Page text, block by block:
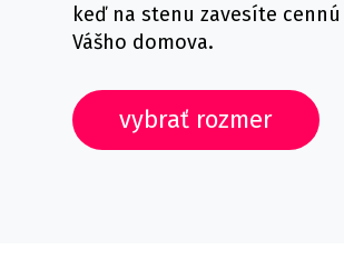
keď na stenu zavesíte
Vášho domova.
vybrať rozmer